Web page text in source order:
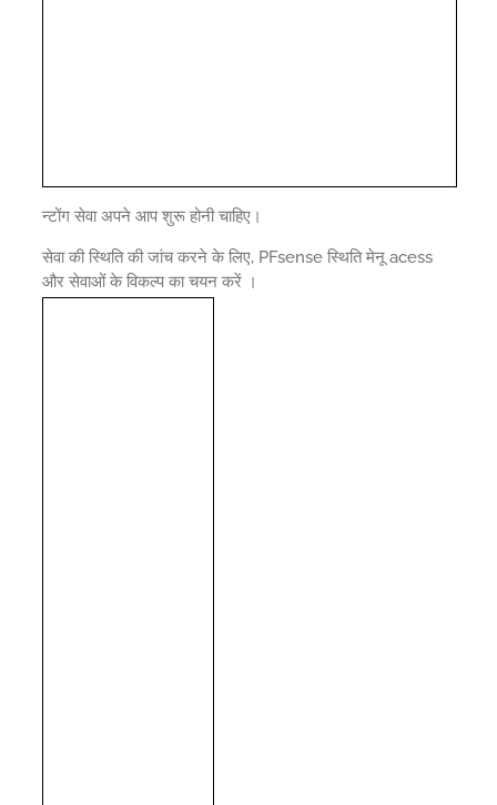
न्टोंग सेवा अपने आप शुरू होनी चाहिए।
सेवा की स्थिति की जांच करने के लिए, PFsense स्थिति मेनू acess
और सेवाओं के विकल्प का चयन करें ।